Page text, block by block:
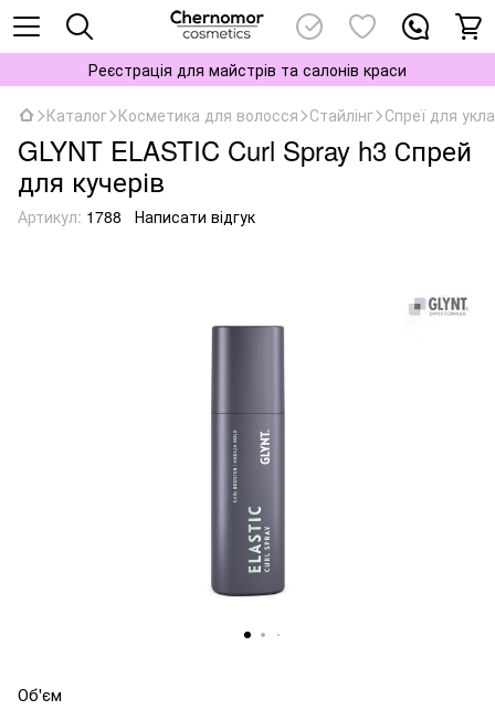
Реєстрація для майстрів та салонів краси
Каталог Косметика для волосся Стайлінг Спреї для
GLYNT ELASTIC Curl Spray h3 Спрей
для кучерів
Артикул: 1788 Написати відгук
Об'єм